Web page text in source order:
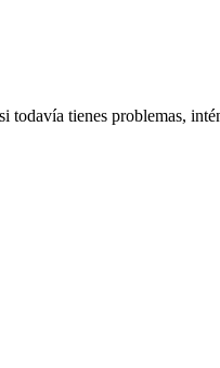
todavía tienes problemas,